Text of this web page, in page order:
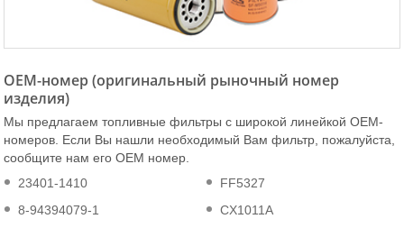
OEM-номер (оригинальный рыночный номер
изделия)
Мы предлагаем топливные фильтры с широкой линейкой OEM-
номеров. Если Вы нашли необходимый Вам фильтр, пожалуйста,
сообщите нам его OEM номер.
23401-1410
FF5327
8-94394079-1
CX1011A